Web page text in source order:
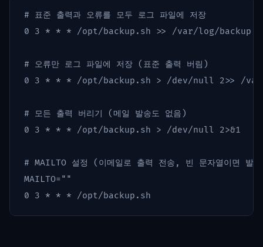
# 표준 출력과 오류를 모두 로그 파일에 저장
0 3 * * * /opt/backup.sh >> /var/log/
# 오류만 로그 파일에 저장 (표준 출력 버림)
0 3 * * * /opt/backup.sh > /dev/null 2>> /
# 모든 출력 버리기 (메일 발송도 없음)
0 3 * * * /opt/backup.sh > /dev/null 2>&1
# MAILTO 설정 (이메일로 출력 전송, 빈 문자열이면 발
MAILTO=""
0 3 * * *